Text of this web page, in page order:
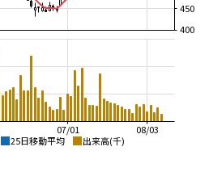
25日移動平均 出来高(千)
08/03
07/01
400
450